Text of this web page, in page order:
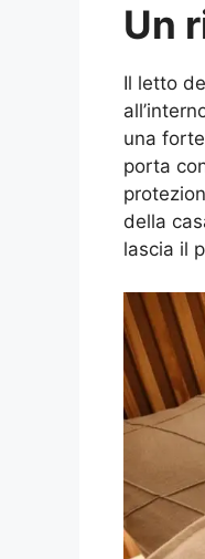
Un
Il letto
una
porta
della
lascia il